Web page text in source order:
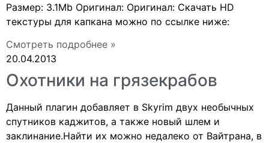
Размер: 3.1Mb Оригинал: Оригинал: Скачать HD
текстуры для капкана можно по ссылке ниже:
Смотреть подробнее »
20.04.2013
Охотники на грязекрабов
Данный плагин добавляет в Skyrim двух необычных
спутников каджитов, а также новый шлем и
заклинание.Найти их можно недалеко от Вайтрана, в